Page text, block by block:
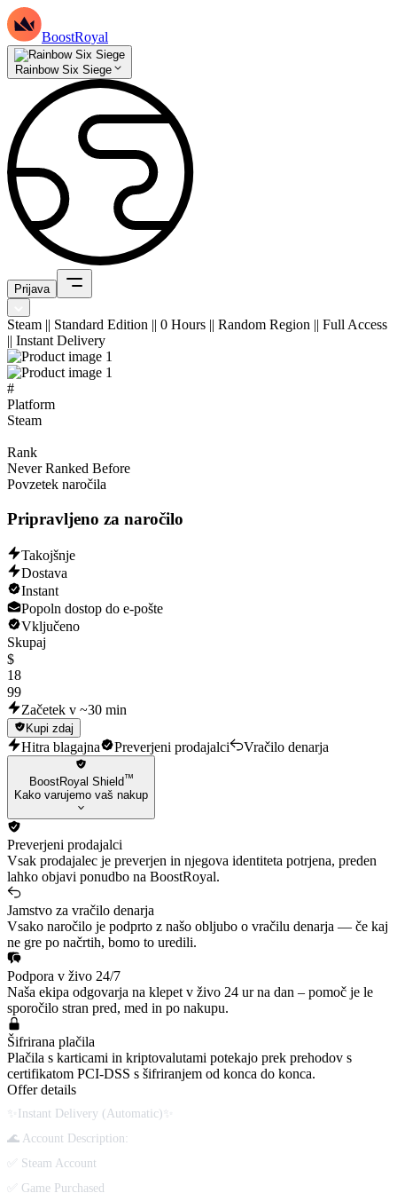
BoostRoyal
Rainbow Six Siege
Prijava
Steam || Standard Edition || 0 Hours || Random Region || Full Access
|| Instant Delivery
#
Platform
Steam
Rank
Never Ranked Before
Povzetek naročila
Pripravljeno za naročilo
Takojšnje
Dostava
Instant
Popoln dostop do e-pošte
Vključeno
Skupaj
$
18
99
Začetek v ~30 min
Kupi zdaj
Hitra blagajna Preverjeni prodajalci Vračilo denarja
BoostRoyal Shield™
Kako varujemo vaš nakup
Preverjeni prodajalci
Vsak prodajalec je preverjen in njegova identiteta potrjena, preden
lahko objavi ponudbo na BoostRoyal.
Jamstvo za vračilo denarja
Vsako naročilo je podprto z našo obljubo o vračilu denarja — če kaj
ne gre po načrtih, bomo to uredili.
Podpora v živo 24/7
Naša ekipa odgovarja na klepet v živo 24 ur na dan – pomoč je le
sporočilo stran pred, med in po nakupu.
Šifrirana plačila
Plačila s karticami in kriptovalutami potekajo prek prehodov s
certifikatom PCI-DSS s šifriranjem od konca do konca.
Offer details
✨Instant Delivery (Automatic)✨
🌊 Account Description:
✅ Steam Account
✅ Game Purchased